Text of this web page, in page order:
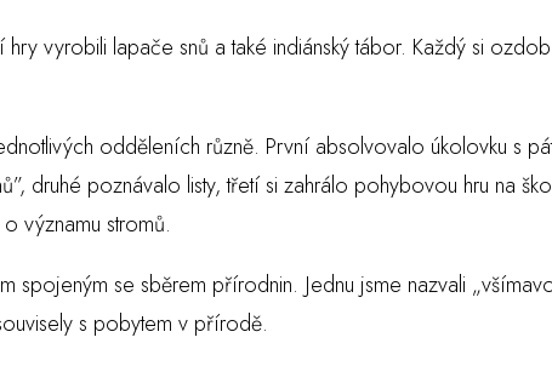
vyrobili lapače snů a také indiánský tábor. Každý si
odděleních různě. První absolvovalo úkolovku s
druhé poznávalo listy, třetí si zahrálo pohybovou hru na
významu stromů.
spojeným se sběrem přírodnin. Jednu jsme nazvali
s pobytem v přírodě.